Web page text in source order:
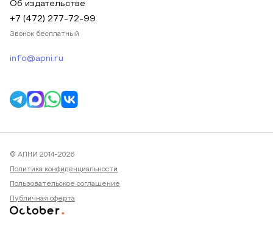
Об издательстве
+7 (472) 277-72-99
Звонок бесплатный
info@apni.ru
© АПНИ 2014-2026
Политика конфиденциальности
Пользовательское соглашение
Публичная оферта